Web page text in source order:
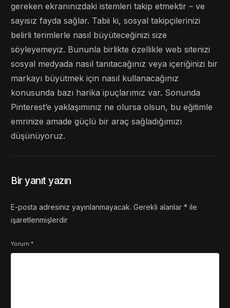
gereken ekranınızdaki istemleri takip etmektir – ve
sayısız fayda sağlar. Tabii ki, sosyal takipçilerinizi
belirli terimlerle nasıl büyüteceğinizi size
söyleyemeyiz. Bununla birlikte özellikle web sitenizi
sosyal medyada nasıl tanıtacağınız veya içeriğinizi bir
markayı büyütmek için nasıl kullanacağınız
konusunda bazı harika ipuçlarımız var. Sonunda
Pinterest’e yaklaşımınız ne olursa olsun, bu eğitimle
emrinize amade güçlü bir araç sağladığımızı
düşünüyoruz.
Bir yanıt yazın
E-posta adresiniz yayınlanmayacak. Gerekli alanlar* ile
işaretlenmişlerdir
Yorum*